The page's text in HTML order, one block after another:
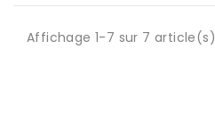
Affichage 1-7 sur 7 article(s)